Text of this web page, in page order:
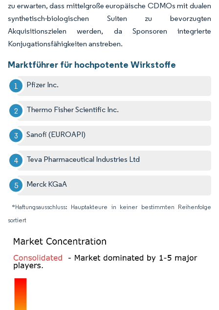
zu erwarten, dass mittelgroße europäische CDMOs mit dualen
synthetisch-biologischen Suiten zu bevorzugten
Akquisitionszielen werden, da Sponsoren integrierte
Konjugationsfähigkeiten anstreben.
Marktführer für hochpotente Wirkstoffe
Pfizer Inc.
Thermo Fisher Scientific Inc.
Sanofi (EUROAPI)
Teva Pharmaceutical Industries Ltd
Merck KGaA
*Haftungsausschluss: Hauptakteure in keiner bestimmten Reihenfolge
sortiert